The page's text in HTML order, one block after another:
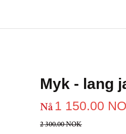
Myk - lang
Nå 1 150.00
2 300.00 NOK